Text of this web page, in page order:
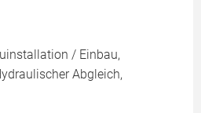
/ Einbau,
Abgleich,